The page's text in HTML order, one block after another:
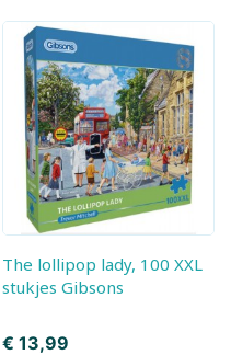
The lollipop lady, 100 XXL
stukjes Gibsons
Prijs
€ 13,99